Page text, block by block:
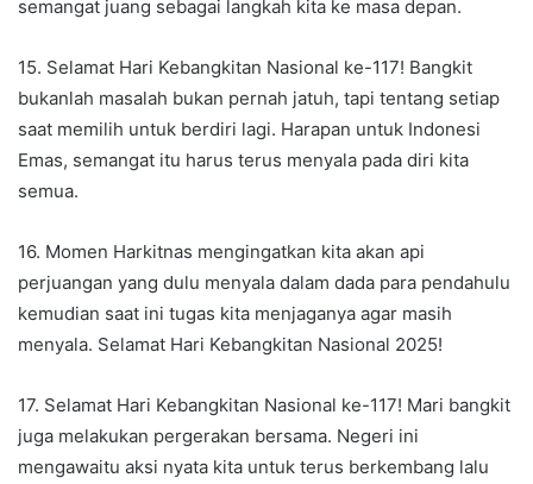
semangat juang sebagai langkah kita ke masa depan.
15. Selamat Hari Kebangkitan Nasional ke-117! Bangkit
bukanlah masalah bukan pernah jatuh, tapi tentang setiap
saat memilih untuk berdiri lagi. Harapan untuk Indonesi
Emas, semangat itu harus terus menyala pada diri kita
semua.
16. Momen Harkitnas mengingatkan kita akan api
perjuangan yang dulu menyala dalam dada para pendahulu
kemudian saat ini tugas kita menjaganya agar masih
menyala. Selamat Hari Kebangkitan Nasional 2025!
17. Selamat Hari Kebangkitan Nasional ke-117! Mari bangkit
juga melakukan pergerakan bersama. Negeri ini
mengawaitu aksi nyata kita untuk terus berkembang lalu